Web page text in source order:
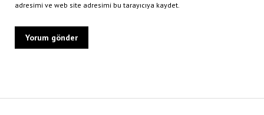
adresimi ve web site adresimi bu tarayıcıya kaydet.